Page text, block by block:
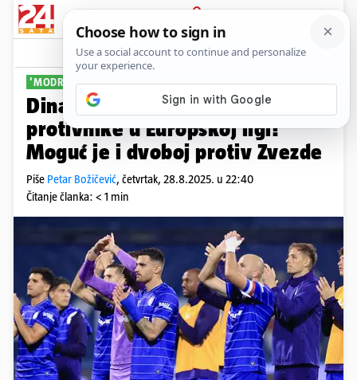
PRIJAVA
Sport Komentari
'MODRI' U 1. POTU
Dinamo saznao potencijalne
protivnike u Europskoj ligi!
Moguć je i dvoboj protiv Zvezde
Piše Petar Božičević, četvrtak, 28.8.2025. u 22:40
Čitanje članka: < 1 min